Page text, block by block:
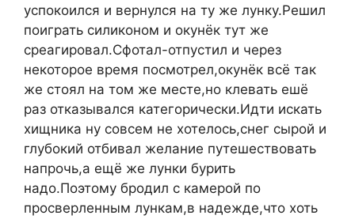
успокоился и вернулся на ту же лунку.Решил
поиграть силиконом и окунёк тут же
среагировал.Сфотал-отпустил и через
некоторое время посмотрел,окунёк всё так
же стоял на том же месте,но клевать ешё
раз отказывался категорически.Идти искать
хищника ну совсем не хотелось,снег сырой и
глубокий отбивал желание путешествовать
напрочь,а ещё же лунки бурить
надо.Поэтому бродил с камерой по
просверленным лункам,в надежде,что хоть